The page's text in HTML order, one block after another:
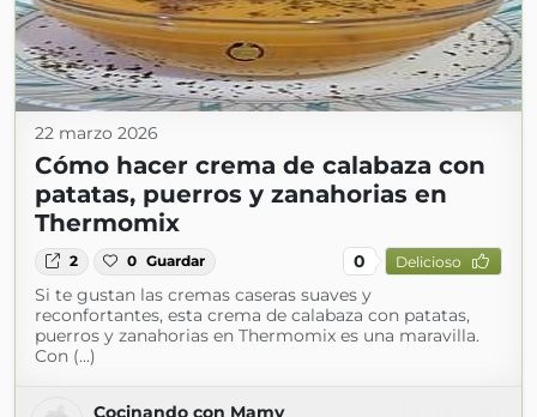
22 marzo 2026
Cómo hacer crema de calabaza con
patatas, puerros y zanahorias en
Thermomix
2 0 Guardar 0 Delicioso
Si te gustan las cremas caseras suaves y
reconfortantes, esta crema de calabaza con patatas,
puerros y zanahorias en Thermomix es una maravilla.
Con (...)
Cocinando con Mamy